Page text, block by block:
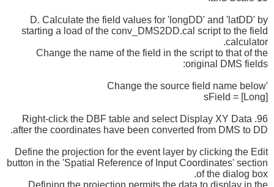
D. Calculate the field values for 'longDD' and 'latDD' by
starting a load of the conv_DMS2DD.cal script to the field
calculator.
Change the name of the field in the script to that of the
original DMS fields:
'Change the source field name below
sField = [Long]
96. Right-click the DBF table and select Display XY Data
after the coordinates have been converted from DMS to DD.
Define the projection for the event layer by clicking the Edit
button in the 'Spatial Reference of Input Coordinates' section
of the dialog box.
Defining the projection permits the data to display in the